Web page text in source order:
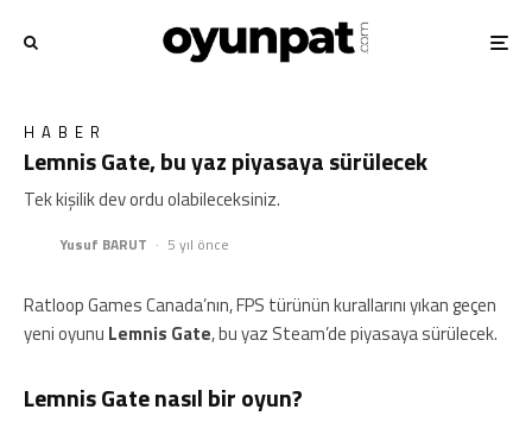
HABER
Lemnis Gate, bu yaz piyasaya sürülecek
Tek kişilik dev ordu olabileceksiniz.
Yusuf BARUT · 5 yıl önce
Ratloop Games Canada’nın, FPS türünün kurallarını yıkan geçen
yeni oyunu Lemnis Gate, bu yaz Steam’de piyasaya sürülecek.
Lemnis Gate nasıl bir oyun?